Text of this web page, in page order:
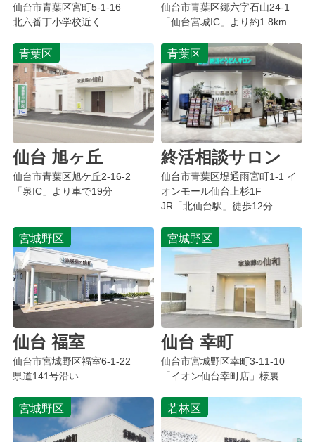
仙台市青葉区宮町5-1-16
北六番丁小学校近く
仙台市青葉区郷六字石山24-1
「仙台宮城IC」より約1.8km
青葉区
仙台 旭ヶ丘
仙台市青葉区旭ケ丘2-16-2
「泉IC」より車で19分
青葉区
終活相談サロン
仙台市青葉区堤通雨宮町1-1 イ
オンモール仙台上杉1F
JR「北仙台駅」徒歩12分
宮城野区
仙台 福室
仙台市宮城野区福室6-1-22
県道141号沿い
宮城野区
仙台 幸町
仙台市宮城野区幸町3-11-10
「イオン仙台幸町店」様裏
宮城野区 若林区